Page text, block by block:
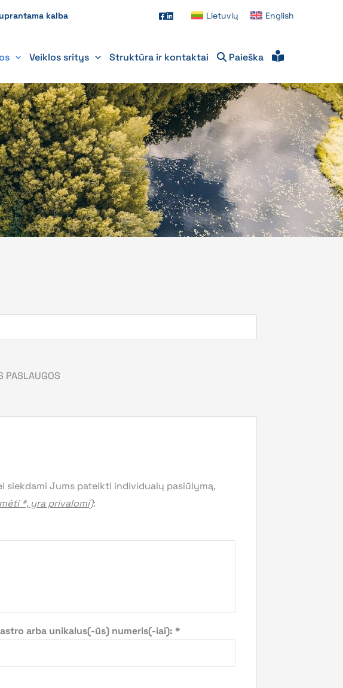
kalba Lietuvių English
Veiklos sritys Struktūra ir kontaktai Paieška
PASLAUGOS
siekdami Jums pateikti individualų pasiūlymą,
*, yra privalomi):
arba unikalus(-ūs) numeris(-iai): *